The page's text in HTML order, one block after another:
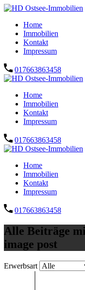
Home
Immobilien
Kontakt
Impressum
017663863458
Home
Immobilien
Kontakt
Impressum
017663863458
Home
Immobilien
Kontakt
Impressum
017663863458
Alle Beiträge
image post
Erwerbsart